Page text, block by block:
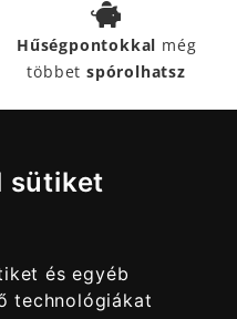
sütiket
és egyéb
technológiákat
Hűségpontokkal még
többetspórolhatsz
SEGÍTIK